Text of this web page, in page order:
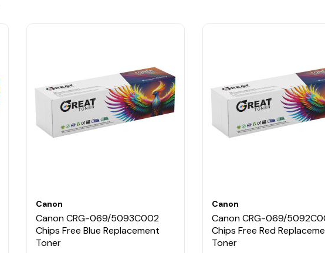
Canon
Canon CRG-069/5093C002
Chips Free Blue Replacement
Toner
Canon
Canon CRG-069/
Chips Free Red
Toner